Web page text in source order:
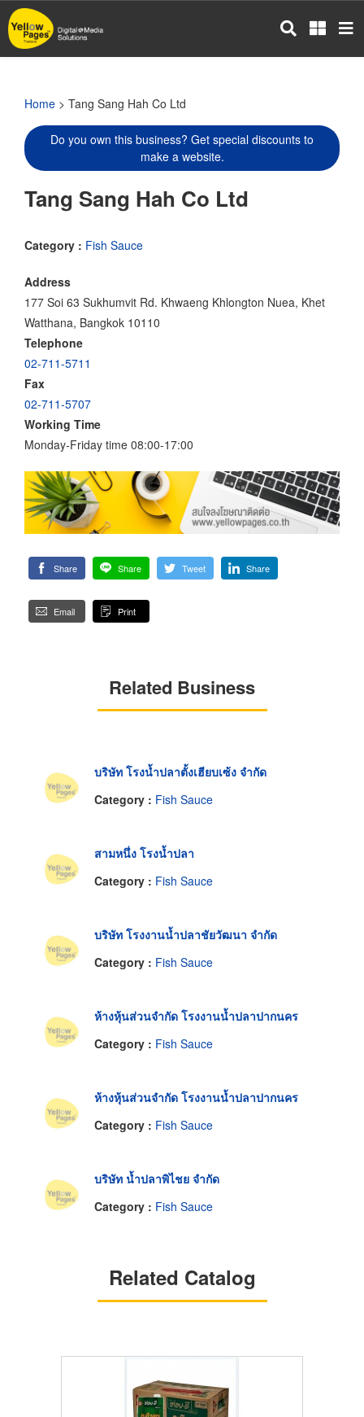
Skip
to
main
Home > Tang Sang Hah Co Ltd
Do you own this business? Get special discounts to
make a website.
Tang Sang Hah Co Ltd
Category : Fish Sauce
Address
177 Soi 63 Sukhumvit Rd. Khwaeng Khlongton Nuea, Khet
Watthana, Bangkok 10110
Telephone
02-711-5711
Fax
02-711-5707
Working Time
Monday-Friday time 08:00-17:00
Share Share Tweet Share
Email Print
Related Business
บริษัท โรงน้ำปลาตั้งเฮียบเซ้ง จำกัด
Category : Fish Sauce
สามหนึ่ง โรงน้ำปลา
Category : Fish Sauce
บริษัท โรงงานน้ำปลาชัยวัฒนา จำกัด
Category : Fish Sauce
ห้างหุ้นส่วนจำกัด โรงงานน้ำปลาปากนคร
Category : Fish Sauce
ห้างหุ้นส่วนจำกัด โรงงานน้ำปลาปากนคร
Category : Fish Sauce
บริษัท น้ำปลาพิไชย จำกัด
Category : Fish Sauce
Related Catalog